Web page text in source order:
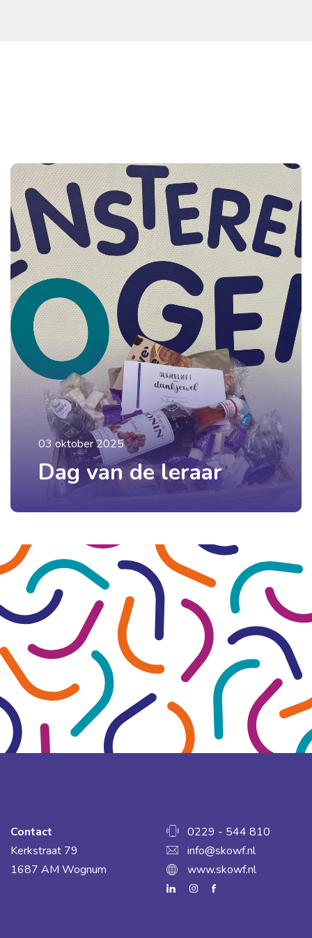
03 oktober 2025
Dag van de leraar
Contact
Kerkstraat 79
1687 AM Wognum
0229 - 544 810
info@skowf.nl
www.skowf.nl